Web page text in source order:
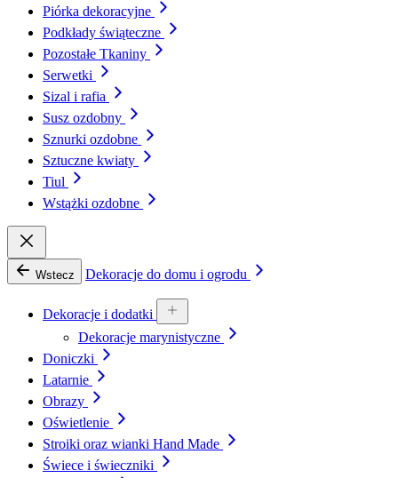
Piórka dekoracyjne
Podkłady świąteczne
Pozostałe Tkaniny
Serwetki
Sizal i rafia
Susz ozdobny
Sznurki ozdobne
Sztuczne kwiaty
Tiul
Wstążki ozdobne
Wstecz Dekoracje do domu i ogrodu
Dekoracje i dodatki
Dekoracje marynistyczne
Doniczki
Latarnie
Obrazy
Oświetlenie
Stroiki oraz wianki Hand Made
Świece i świeczniki